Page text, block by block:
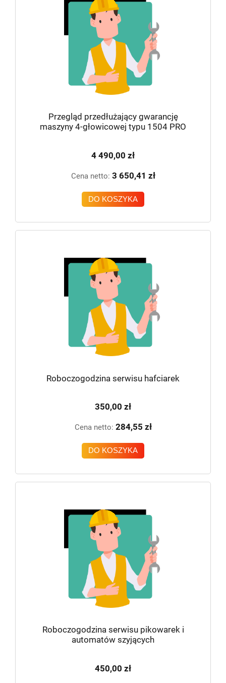
Przegląd przedłużający gwarancję
maszyny 4-głowicowej typu 1504 PRO
4 490,00 zł
Cena netto: 3 650,41 zł
DO KOSZYKA
Roboczogodzina serwisu hafciarek
350,00 zł
Cena netto: 284,55 zł
DO KOSZYKA
Roboczogodzina serwisu pikowarek i
automatów szyjących
450,00 zł